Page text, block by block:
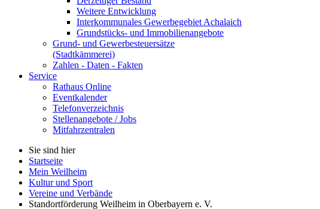
Weitere Entwicklung
Interkommunales Gewerbegebiet Achalaich
Grundstücks- und Immobilienangebote
Grund- und Gewerbesteuersätze
(Stadtkämmerei)
Zahlen - Daten - Fakten
Service
Rathaus Online
Eventkalender
Telefonverzeichnis
Stellenangebote / Jobs
Mitfahrzentralen
Sie sind hier
Startseite
Mein Weilheim
Kultur und Sport
Vereine und Verbände
Standortförderung Weilheim in Oberbayern e. V.